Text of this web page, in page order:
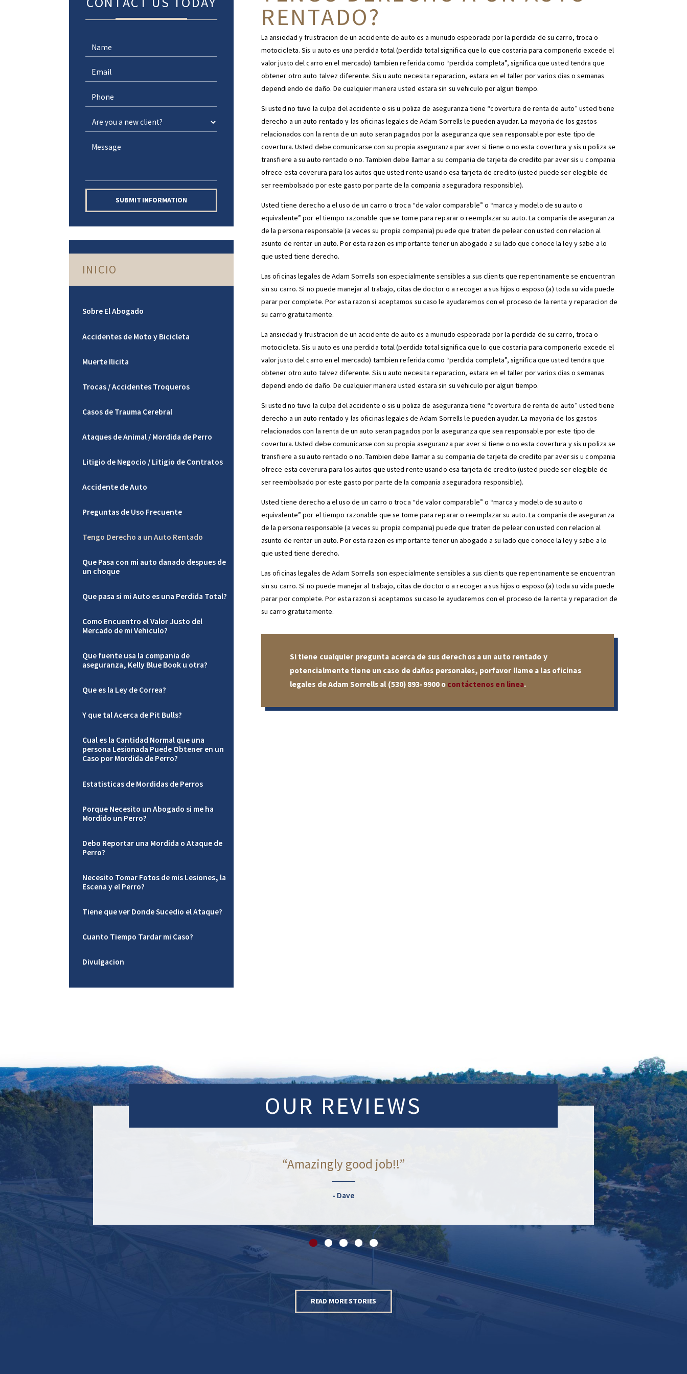
RENTADO?
La ansiedad y frustracion de un accidente de auto es a munudo espeorada por la perdida de su carro, troca o
motocicleta. Sis u auto es una perdida total (perdida total significa que lo que costaria para componerlo excede el
valor justo del carro en el mercado) tambien referida como “perdida completa”, significa que usted tendra que
obtener otro auto talvez diferente. Sis u auto necesita reparacion, estara en el taller por varios dias o semanas
dependiendo de daño. De cualquier manera usted estara sin su vehiculo por algun tiempo.
Si usted no tuvo la culpa del accidente o sis u poliza de aseguranza tiene “covertura de renta de auto” usted tiene
derecho a un auto rentado y las oficinas legales de Adam Sorrells le pueden ayudar. La mayoria de los gastos
relacionados con la renta de un auto seran pagados por la aseguranza que sea responsable por este tipo de
covertura. Usted debe comunicarse con su propia aseguranza par aver si tiene o no esta covertura y sis u poliza se
transfiere a su auto rentado o no. Tambien debe llamar a su compania de tarjeta de credito par aver sis u compania
ofrece esta coverura para los autos que usted rente usando esa tarjeta de credito (usted puede ser elegible de
ser reembolsado por este gasto por parte de la compania aseguradora responsible).
Usted tiene derecho a el uso de un carro o troca “de valor comparable” o “marca y modelo de su auto o
equivalente” por el tiempo razonable que se tome para reparar o reemplazar su auto. La compania de aseguranza
de la persona responsable (a veces su propia compania) puede que traten de pelear con usted con relacion al
asunto de rentar un auto. Por esta razon es importante tener un abogado a su lado que conoce la ley y sabe a lo
que usted tiene derecho.
Las oficinas legales de Adam Sorrells son especialmente sensibles a sus clients que repentinamente se encuentran
sin su carro. Si no puede manejar al trabajo, citas de doctor o a recoger a sus hijos o esposo (a) toda su vida puede
parar por complete. Por esta razon si aceptamos su caso le ayudaremos con el proceso de la renta y reparacion de
su carro gratuitamente.
La ansiedad y frustracion de un accidente de auto es a munudo espeorada por la perdida de su carro, troca o
motocicleta. Sis u auto es una perdida total (perdida total significa que lo que costaria para componerlo excede el
valor justo del carro en el mercado) tambien referida como “perdida completa”, significa que usted tendra que
obtener otro auto talvez diferente. Sis u auto necesita reparacion, estara en el taller por varios dias o semanas
dependiendo de daño. De cualquier manera usted estara sin su vehiculo por algun tiempo.
Si usted no tuvo la culpa del accidente o sis u poliza de aseguranza tiene “covertura de renta de auto” usted tiene
derecho a un auto rentado y las oficinas legales de Adam Sorrells le pueden ayudar. La mayoria de los gastos
relacionados con la renta de un auto seran pagados por la aseguranza que sea responsable por este tipo de
covertura. Usted debe comunicarse con su propia aseguranza par aver si tiene o no esta covertura y sis u poliza se
transfiere a su auto rentado o no. Tambien debe llamar a su compania de tarjeta de credito par aver sis u compania
ofrece esta coverura para los autos que usted rente usando esa tarjeta de credito (usted puede ser elegible de
ser reembolsado por este gasto por parte de la compania aseguradora responsible).
Usted tiene derecho a el uso de un carro o troca “de valor comparable” o “marca y modelo de su auto o
equivalente” por el tiempo razonable que se tome para reparar o reemplazar su auto. La compania de aseguranza
de la persona responsable (a veces su propia compania) puede que traten de pelear con usted con relacion al
asunto de rentar un auto. Por esta razon es importante tener un abogado a su lado que conoce la ley y sabe a lo
que usted tiene derecho.
Las oficinas legales de Adam Sorrells son especialmente sensibles a sus clients que repentinamente se encuentran
sin su carro. Si no puede manejar al trabajo, citas de doctor o a recoger a sus hijos o esposo (a) toda su vida puede
parar por complete. Por esta razon si aceptamos su caso le ayudaremos con el proceso de la renta y reparacion de
su carro gratuitamente.
Si tiene cualquier pregunta acerca de sus derechos a un auto rentado y
potencialmente tiene un caso de daños personales, porfavor llame a las oficinas
legales de Adam Sorrells al (530) 893-9900o contáctenos en linea.​​​
SUBMIT INFORMATION
INICIO
Sobre El Abogado
Accidentes de Moto y Bicicleta
Muerte Ilicita
Trocas / Accidentes Troqueros
Casos de Trauma Cerebral
Ataques de Animal / Mordida de Perro
Litigio de Negocio / Litigio de Contratos
Accidente de Auto
Preguntas de Uso Frecuente
Tengo Derecho a un Auto Rentado
Que Pasa con mi auto danado despues de
un choque
Que pasa si mi Auto es una Perdida Total?
Como Encuentro el Valor Justo del
Mercado de mi Vehiculo?
Que fuente usa la compania de
aseguranza, Kelly Blue Book u otra?
Que es la Ley de Correa?
Y que tal Acerca de Pit Bulls?
Cual es la Cantidad Normal que una
persona Lesionada Puede Obtener en un
Caso por Mordida de Perro?
Estatisticas de Mordidas de Perros
Porque Necesito un Abogado si me ha
Mordido un Perro?
Debo Reportar una Mordida o Ataque de
Perro?
Necesito Tomar Fotos de mis Lesiones, la
Escena y el Perro?
Tiene que ver Donde Sucedio el Ataque?
Cuanto Tiempo Tardar mi Caso?
Divulgacion
OUR REVIEWS
“Amazingly good job!!”
Dave
READ MORE STORIES